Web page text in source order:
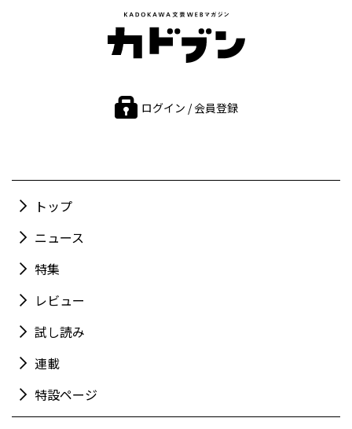
ログイン / 会員登録
トップ
ニュース
特集
レビュー
試し読み
連載
特設ページ